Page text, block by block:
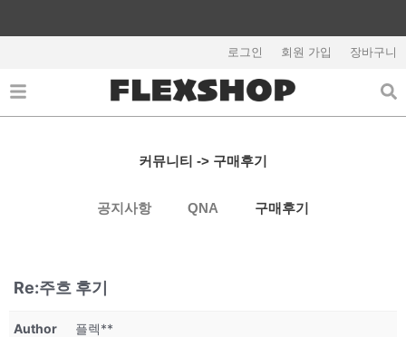
건
너
로그인 회원 가입 장바구니
커뮤니티 -> 구매후기
공지사항 QNA 구매후기
Re:주흐 후기
Author 플렉**